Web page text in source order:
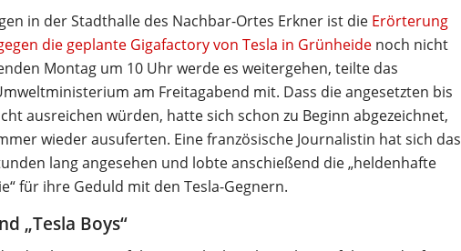
in der Stadthalle des Nachbar-Ortes Erkner ist die Erörterung
die geplante Gigafactory von Tesla in Grünheide noch nicht
Montag um 10 Uhr werde es weitergehen, teilte das
am Freitagabend mit. Dass die angesetzten bis
ausreichen würden, hatte sich schon zu Beginn abgezeichnet,
wieder ausuferten. Eine französische Journalistin hat sich das
lang angesehen und lobte anschießend die „heldenhafte
für ihre Geduld mit den Tesla-Gegnern.
„Tesla Boys“